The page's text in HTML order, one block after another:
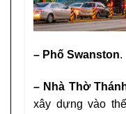
– Phố Swanston.
– Nhà Thờ
xây dựng vào